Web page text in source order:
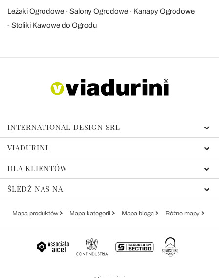
Leżaki Ogrodowe Salony Ogrodowe
Kanapy Ogrodowe
Stoliki Kawowe do Ogrodu
INTERNATIONAL DESIGN SRL
VIADURINI
DLA KLIENTÓW
ŚLEDŹ NAS NA
Mapa produktów Mapa kategorii Mapa bloga Różne mapy